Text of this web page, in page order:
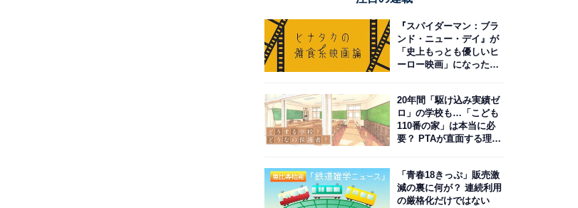
『スパイダーマン：ブラ
ンド・ニュー・デイ』が
「史上もっとも優しいヒ
ーロー映画」になった理
20年間「駆け込み実績ゼ
ロ」の学校も…「こども
110番の家」は本当に必
要？ PTAが直面する理想
「青春18きっぷ」販売激
減の裏に何が？ 連続利用
の厳格化だけではない